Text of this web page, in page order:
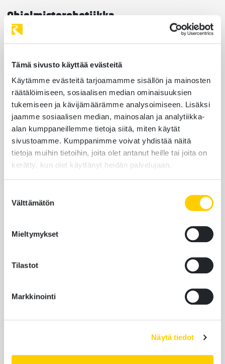
Tämä sivusto käyttää evästeitä
Käytämme evästeitä tarjoamamme sisällön ja mainosten
räätälöimiseen, sosiaalisen median ominaisuuksien
tukemiseen ja kävijämäärämme analysoimiseen. Lisäksi
jaamme sosiaalisen median, mainosalan ja analytiikka-
alan kumppaneillemme tietoja siitä, miten käytät
sivustoamme. Kumppanimme voivat yhdistää näitä
tietoja muihin tietoihin, joita olet antanut heille tai joita on
kerätty, kun olet käyttänyt heidän palvelujaan.
valinta
Välttämätön
Mieltymykset
Tilastot
Markkinointi
Näytä tiedot
Ohjelmistorobotiikka
integraatiotyökaluna
sovi tilanteeseen, ohjelmistorobotiikka eli RPA
tarjoaa joustavan vaihtoehdon. RPA-robotti voi
operoida vanhan järjestelmän käyttöliittymää aivan
kuten ihminen tekisi ja siirtää tietoa järjestelmästä
toiseen automaattisesti.
Milloin
sopii
integraatioratkaisuksi?
Ohjelmistorobotiikka sopii integraatioratkaisuksi
moderneja rajapintoja, tiedonsiirto tapahtuu
toistuvia, säännöllisiä tiedonsiirtotehtäviä, joita
ihminen tekisi muuten manuaalisesti.
RPA-robotti voi kirjautua vanhaan järjestelmään,